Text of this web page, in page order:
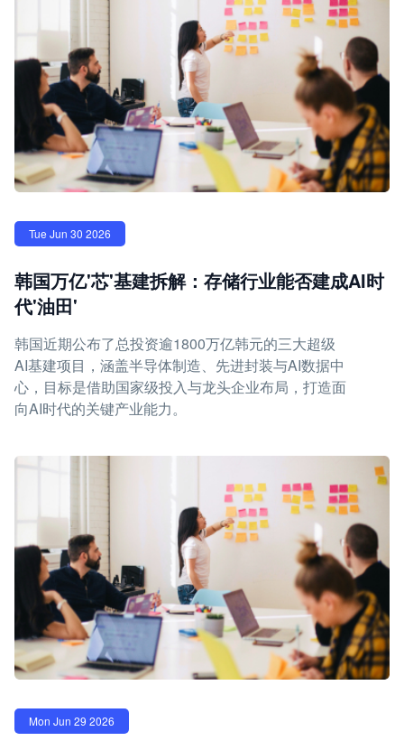
Tue Jun 30 2026
韩国万亿'芯'基建拆解：存储行业能否建成AI时
代'油田'
韩国近期公布了总投资逾1800万亿韩元的三大超级
AI基建项目，涵盖半导体制造、先进封装与AI数据中
心，目标是借助国家级投入与龙头企业布局，打造面
向AI时代的关键产业能力。
Mon Jun 29 2026